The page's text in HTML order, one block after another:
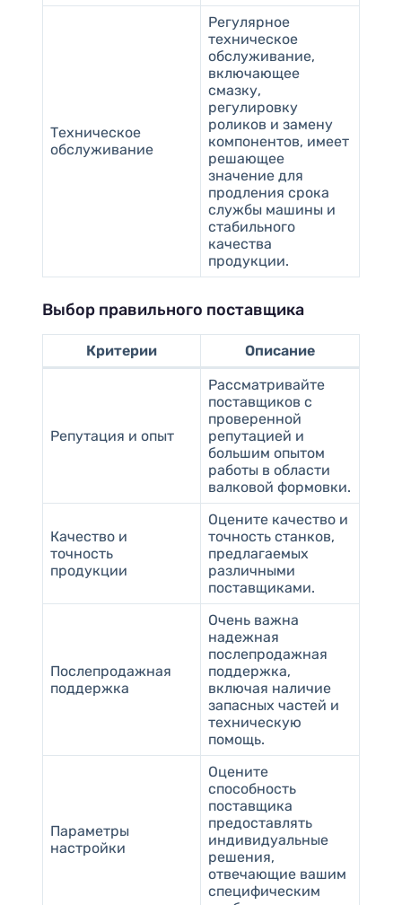
Техническое
обслуживание
Регулярное
техническое
обслуживание,
включающее
смазку,
регулировку
роликов и замену
компонентов, имеет
решающее
значение для
продления срока
службы машины и
стабильного
качества
продукции.
Выбор правильного поставщика
Критерии Описание
Репутация и опыт
Рассматривайте
поставщиков с
проверенной
репутацией и
большим опытом
работы в области
валковой формовки.
Качество и
точность
продукции
Оцените качество и
точность станков,
предлагаемых
различными
поставщиками.
Послепродажная
поддержка
Очень важна
надежная
послепродажная
поддержка,
включая наличие
запасных частей и
техническую
помощь.
Параметры
настройки
Оцените
способность
поставщика
предоставлять
индивидуальные
решения,
отвечающие вашим
специфическим